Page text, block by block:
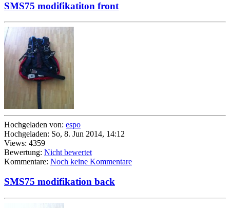
SMS75 modifikatiton front
Hochgeladen von: espo
Hochgeladen: So, 8. Jun 2014, 14:12
Views: 4359
Bewertung: Nicht bewertet
Kommentare: Noch keine Kommentare
SMS75 modifikation back